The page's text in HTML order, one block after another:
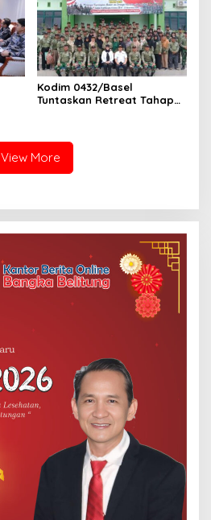
Kodim 0432/Basel
Tuntaskan Retreat Tahap
View More